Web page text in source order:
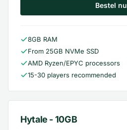
Bestel nu
8GB RAM
From 25GB NVMe SSD
AMD Ryzen/EPYC processors
15-30 players recommended
Hytale - 10GB